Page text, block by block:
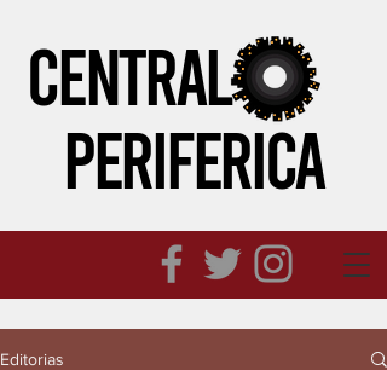
CENTRAL
PERIFeRICA
Editorias